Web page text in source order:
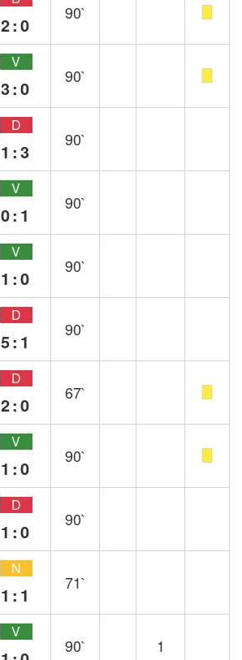
2:0
90`
V
3:0
90`
D
1:3
90`
V
0:1
90`
V
1:0
90`
D
5:1
90`
D
2:0
67`
V
1:0
90`
D
1:0
90`
N
1:1
71`
V
90` 1